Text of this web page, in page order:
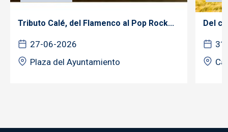
Tributo Calé, del Flamenco al Pop Rock...
27-06-2026
Plaza del Ayuntamiento
Del